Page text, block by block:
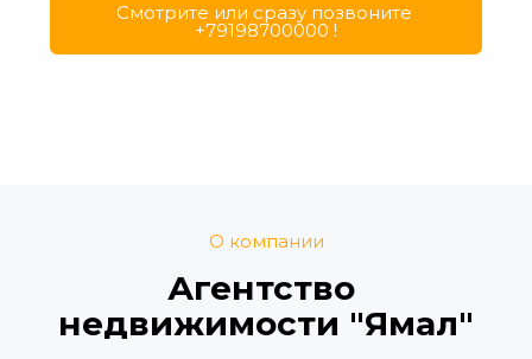
Cмотрите или сразу позвоните
+79198700000 !
О компании
Агентство
недвижимости "Ямал"